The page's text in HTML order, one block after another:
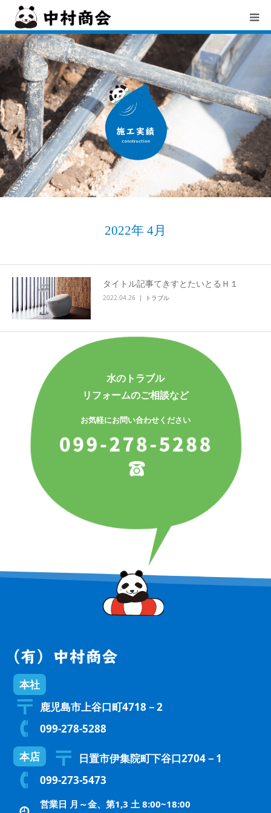
2022年 4月
タイトル記事てきすとたいとるＨ１
2022.04.26 トラブル
水のトラブル
リフォームのご相談など
お気軽にお問い合わせください
本社
鹿児島市上谷口町4718－2
099-278-5288
本店
日置市伊集院町下谷口2704－1
099-273-5473
営業日 月～金、第1,3 土 8:00~18:00
TOP
中村商会とは
会社概要
サービス
お知らせ